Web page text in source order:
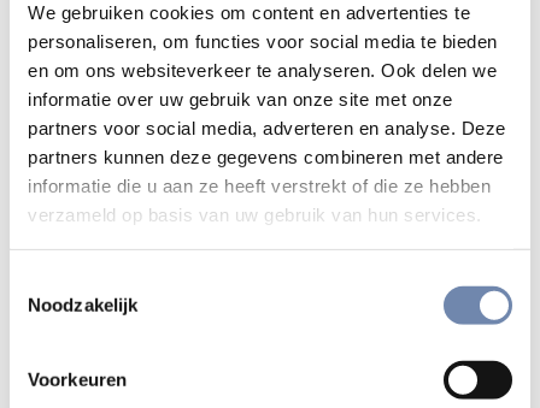
We gebruiken cookies om content en advertenties te
personaliseren, om functies voor social media te bieden
en om ons websiteverkeer te analyseren. Ook delen we
informatie over uw gebruik van onze site met onze
partners voor social media, adverteren en analyse. Deze
partners kunnen deze gegevens combineren met andere
informatie die u aan ze heeft verstrekt of die ze hebben
verzameld op basis van uw gebruik van hun services.
Noodzakelijk
Voorkeuren
eenvoudige suggesties voor gebed
Geen uitgebreid programma, geen zware verplichtingen —
maar een dagelijkse uitnodiging om ruimte te maken voor
God, midden in je gewone leven.
De retraite is geschreven door jezuïetTim van de Veen.
Meld je aan voor de 40-dagenretraite
Gratis deelname · Dagelijkse gebedsmail · Start op
Op weg naar Goede Week en Pasen